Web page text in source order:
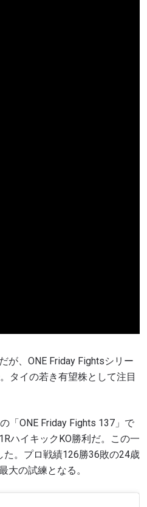
が、ONE Friday Fightsシリー
タイの若き有望株として注目
「ONE Friday Fights 137」で
ハイキックKO勝利だ。この一
。プロ戦績126勝36敗の24歳
大の試練となる。